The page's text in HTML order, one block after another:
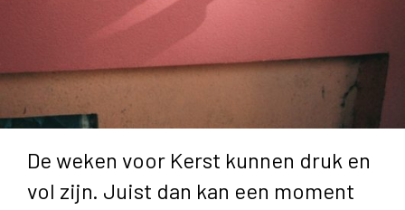
De weken voor Kerst kunnen druk en
vol zijn. Juist dan kan een moment